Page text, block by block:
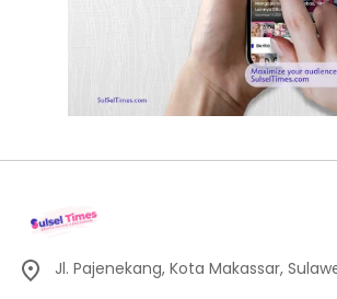
Jl. Pajenekang, Kota Makassar,